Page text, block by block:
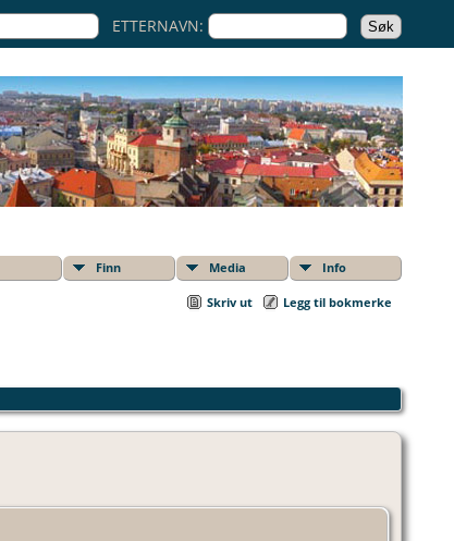
ETTERNAVN:
Finn Media Info
Skriv ut Legg til bokmerke